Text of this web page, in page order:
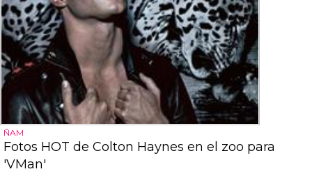
ÑAM
Fotos HOT de Colton Haynes en el zoo para
'VMan'